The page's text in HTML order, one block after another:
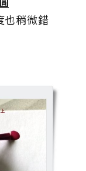
也稍微錯